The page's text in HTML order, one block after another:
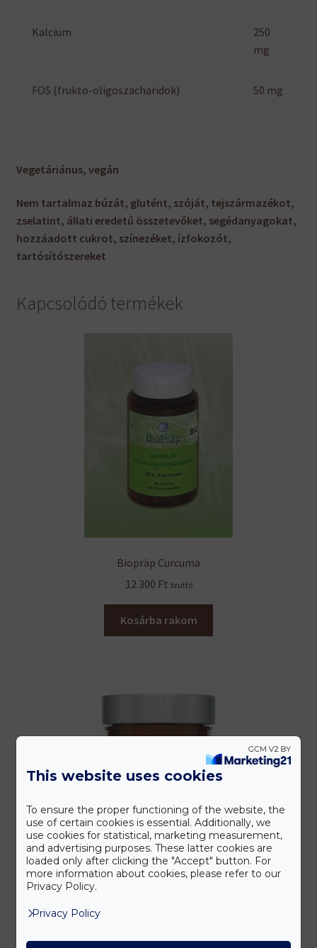
Kalcium
250
mg
FOS (frukto-oligoszacharidok) 50 mg
Vegetáriánus, vegán
Nem tartalmaz búzát, glutént, szóját, tejszármazékot,
zselatint, állati eredetű összetevőket, segédanyagokat,
hozzáadott cukrot, színezéket, ízfokozót,
tartósítószereket
Kapcsolódó termékek
Biopräp Curcuma
12 300 Ft bruttó
Kosárba rakom
This website uses cookies
To ensure the proper functioning of the website, the
use of certain cookies is essential. Additionally, we
use cookies for statistical, marketing measurement,
and advertising purposes. These latter cookies are
loaded only after clicking the "Accept" button. For
more information about cookies, please refer to our
Privacy Policy.
Privacy Policy